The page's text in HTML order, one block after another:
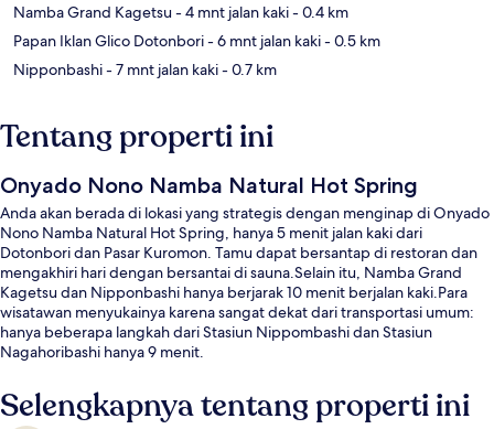
Namba Grand Kagetsu- 4 mnt jalan kaki- 0.4 km
Papan Iklan Glico Dotonbori- 6 mnt jalan kaki- 0.5 km
Nipponbashi- 7 mnt jalan kaki- 0.7 km
Tentang properti ini
Onyado Nono Namba Natural Hot Spring
Anda akan berada di lokasi yang strategis dengan menginap di Onyado
Nono Namba Natural Hot Spring, hanya 5 menit jalan kaki dari
Dotonbori dan Pasar Kuromon. Tamu dapat bersantap di restoran dan
mengakhiri hari dengan bersantai di sauna.Selain itu, Namba Grand
Kagetsu dan Nipponbashi hanya berjarak 10 menit berjalan kaki.Para
wisatawan menyukainya karena sangat dekat dari transportasi umum:
hanya beberapa langkah dari Stasiun Nippombashi dan Stasiun
Nagahoribashi hanya 9 menit.
Selengkapnya tentang properti ini